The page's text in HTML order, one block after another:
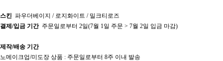
스킨 파우더베이지 / 로지화이트 / 밀크티로즈
결제/입금 기간주문일로부터 2일(7월 1일 주문 > 7월 2일 입금 마감)
제작/배송 기간
노메이크업/미도장 상품 : 주문일로부터 8주 이내 발송